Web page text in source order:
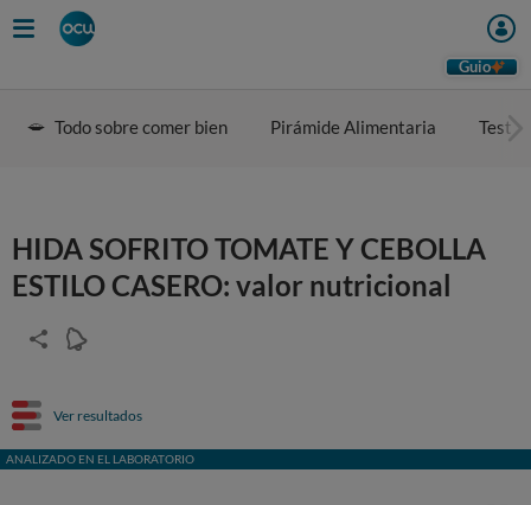
Guio
Todo sobre comer bien Pirámide Alimentaria Test
HIDA SOFRITO TOMATE Y CEBOLLA
ESTILO CASERO: valor nutricional
Ver resultados
ANALIZADO EN EL LABORATORIO